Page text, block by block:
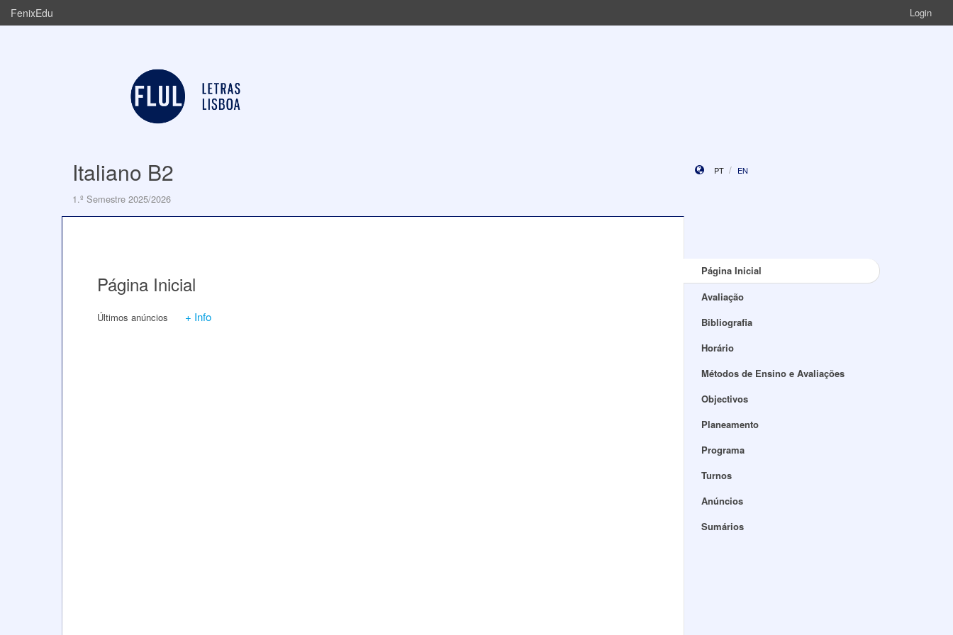
FenixEdu Login
Italiano B2
1.º Semestre 2025/2026
PT EN
Página Inicial
Últimos anúncios + Info
Página Inicial
Avaliação
Bibliografia
Horário
Métodos de Ensino e Avaliações
Objectivos
Planeamento
Programa
Turnos
Anúncios
Sumários